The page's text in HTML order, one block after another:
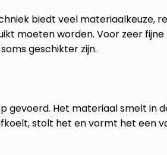
biedt veel materiaalkeuze,
moeten worden. Voor zeer fijne
soms geschikter zijn.
gevoerd. Het materiaal smelt in
stolt het en vormt het een